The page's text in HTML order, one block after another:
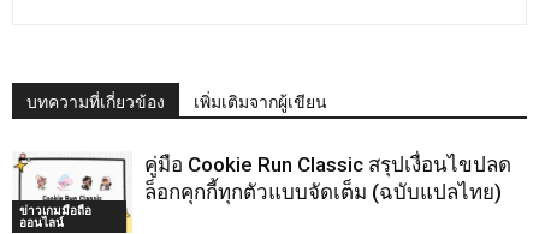
บทความที่เกี่ยวข้อง เพิ่มเติมจากผู้เขียน
ข่าวเกมมือถือ
ออนไลน์
คู่มือ Cookie Run Classic สรุปเงื่อนไขปลด
ล็อกคุกกี้ทุกตัวแบบจัดเต็ม (ฉบับแปลไทย)